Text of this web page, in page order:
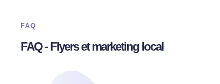
FAQ
FAQ - Flyers et marketing local